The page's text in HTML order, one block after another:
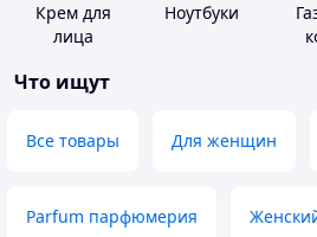
Крем для
лица
Ноутбуки
Что ищут
Все товары Для женщин
Parfum парфюмерия